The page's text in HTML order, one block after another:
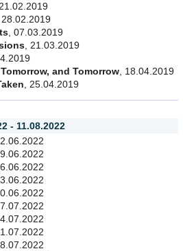
21.02.2019
, 28.02.2019
, 07.03.2019
, 21.03.2019
and Tomorrow , 18.04.2019
, 25.04.2019
- 11.08.2022